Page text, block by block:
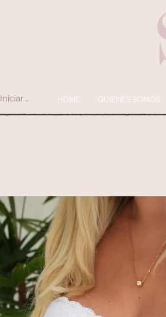
Iniciar sesión HOME QUIENES SOMOS